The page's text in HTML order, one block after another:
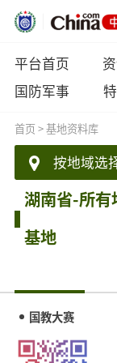
平台首页
国防军事
首页>基地资料库
按地域选
湖南省-所有
基地
国教大赛